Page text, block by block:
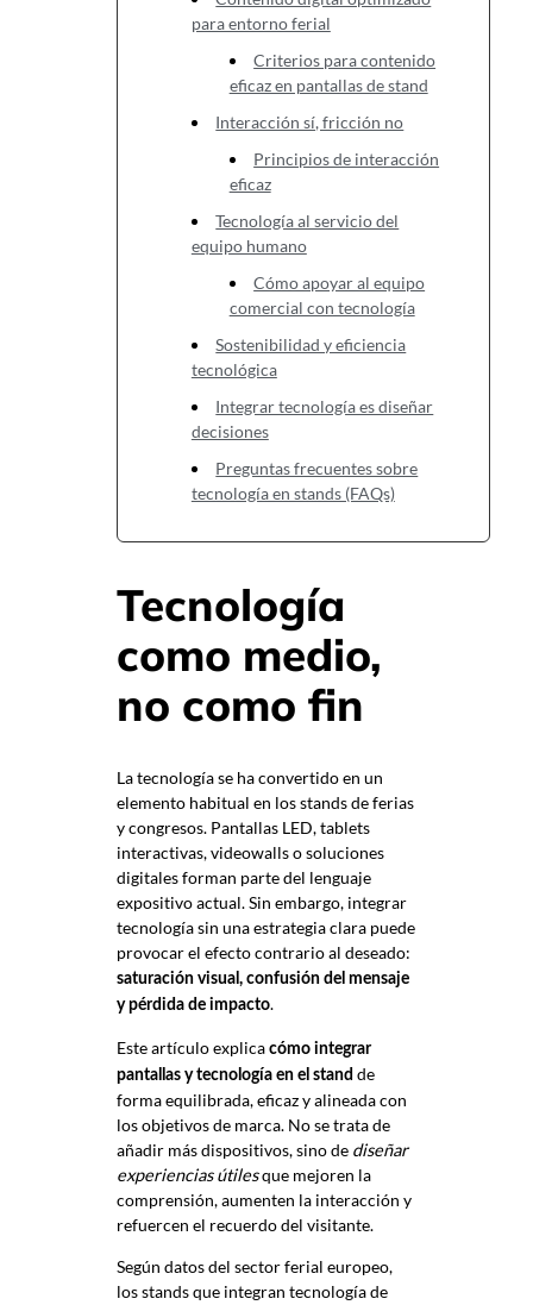
para entorno ferial
Criterios para contenido
eficaz en pantallas de stand
Interacción sí, fricción no
Principios de interacción
eficaz
Tecnología al servicio del
equipo humano
Cómo apoyar al equipo
comercial con tecnología
Sostenibilidad y eficiencia
tecnológica
Integrar tecnología es diseñar
decisiones
Preguntas frecuentes sobre
tecnología en stands (FAQs)
Tecnología
como medio,
no como fin
La tecnología se ha convertido en un
elemento habitual en los stands de ferias
y congresos. Pantallas LED, tablets
interactivas, videowalls o soluciones
digitales forman parte del lenguaje
expositivo actual. Sin embargo, integrar
tecnología sin una estrategia clara puede
provocar el efecto contrario al deseado:
saturación visual, confusión del mensaje
y pérdida de impacto.
Este artículo explica cómo integrar
pantallas y tecnología en el stand de
forma equilibrada, eficaz y alineada con
los objetivos de marca. No se trata de
añadir más dispositivos, sino de diseñar
experiencias útilesque mejoren la
comprensión, aumenten la interacción y
refuercen el recuerdo del visitante.
Según datos del sector ferial europeo,
los stands que integran tecnología de